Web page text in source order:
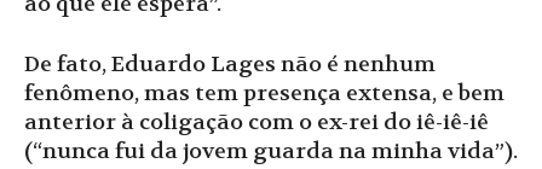
De fato, Eduardo Lages não é nenhum
fenômeno, mas tem presença extensa, e bem
anterior à coligação com o ex-rei do iê-iê-iê
(“nunca fui da jovem guarda na minha vida”).